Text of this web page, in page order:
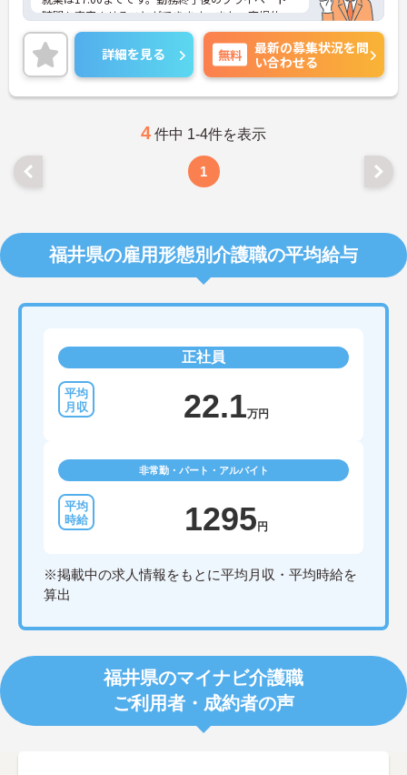
時間も充実させることができます。また、育児休
業・介護休業の取得実績もあり、ライフステージが
変化しても安心してお勤めいただける環境です。
ご興味のある方には、面接対策ポイントなど、さら
に詳細をお話しいたしますのでお気軽にご相談くだ
さい！
詳細を見る 無料
最新の募集状況を問
い合わせる
4 件中 1-4件を表示
1
福井県の雇用形態別介護職の平均給与
正社員
22.1万円
非常勤・パート・アルバイト
1295 円
※掲載中の求人情報をもとに平均月収・平均時給を
算出
福井県のマイナビ介護職
ご利用者・成約者の声